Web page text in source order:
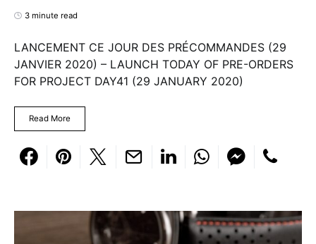
3 minute read
LANCEMENT CE JOUR DES PRÉCOMMANDES (29
JANVIER 2020) – LAUNCH TODAY OF PRE-ORDERS
FOR PROJECT DAY41 (29 JANUARY 2020)
Read More